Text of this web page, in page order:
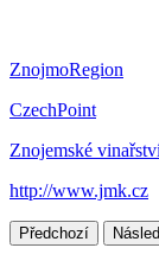
ZnojmoRegion
CzechPoint
Znojemské
http://www.jmk.cz
Předchozí